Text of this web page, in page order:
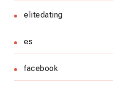
elitedating
es
facebook